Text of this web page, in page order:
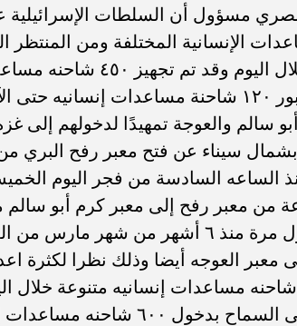
مسؤول أن السلطات الإسرائيلية
الإنسانية المختلفة ومن
المساعدات الإنسانية
ووقود متنوعة وقد تم عبور ١٢٠ شاحنة
سالم والعوجة تمهيدًا لدخولهم
بشمال سيناء عن فتح معبر رفح البري
وأضاف المصدر أنه ولأول مرة منذ ٦ أشهر
معبر العوجه أيضا وذلك نظرا لكثرة
من المنتظر إدخال ٤٥٠ شاحنه مساعدات إنسانيه
الموافقه الإسرائيلية على